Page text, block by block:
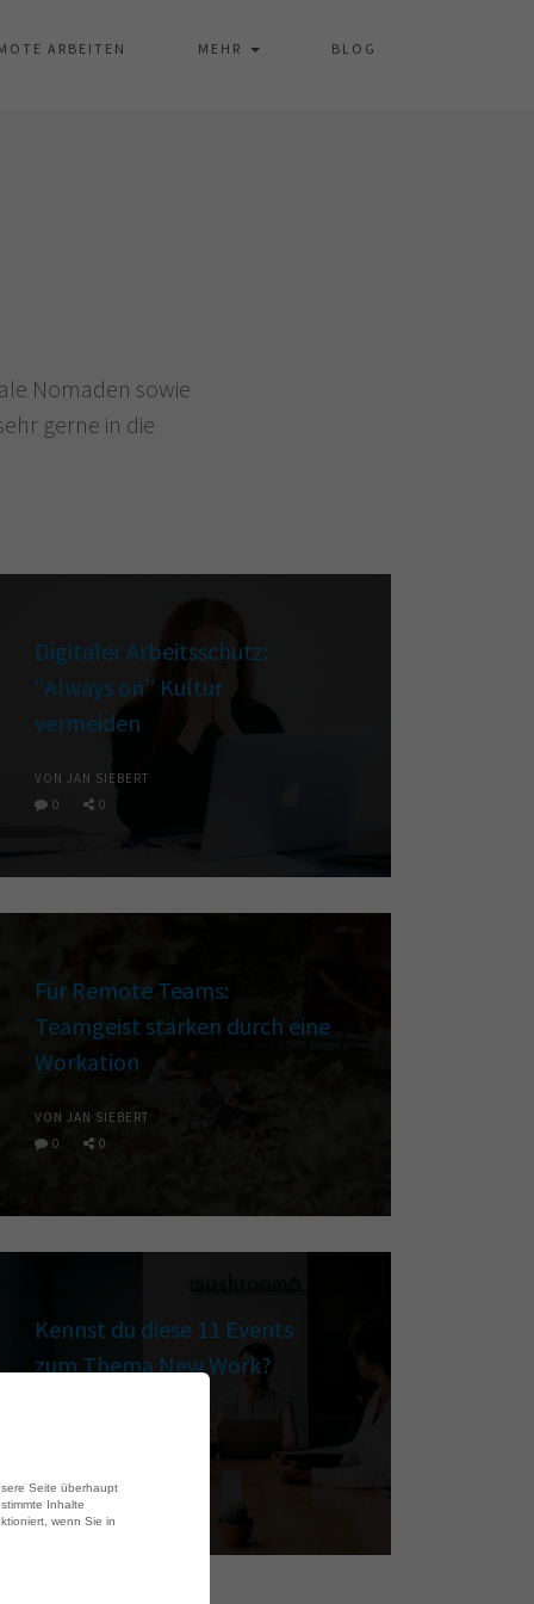
ARBEITEN MEHR BLOG
Nomaden sowie
gerne in die
Digitaler Arbeitsschutz:
“Always on” Kultur
vermeiden
VON JAN SIEBERT
0
0
Für Remote Teams:
Teamgeist stärken durch eine
Workation
VON JAN SIEBERT
0
0
Kennst du diese 11 Events
zum Thema New Work?
Seite überhaupt
Inhalte
wenn Sie in